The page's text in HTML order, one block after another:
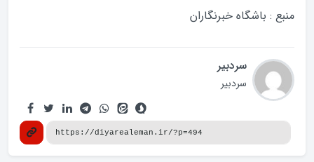
منبع : باشگاه خبرنگاران
سردبیر
سردبیر